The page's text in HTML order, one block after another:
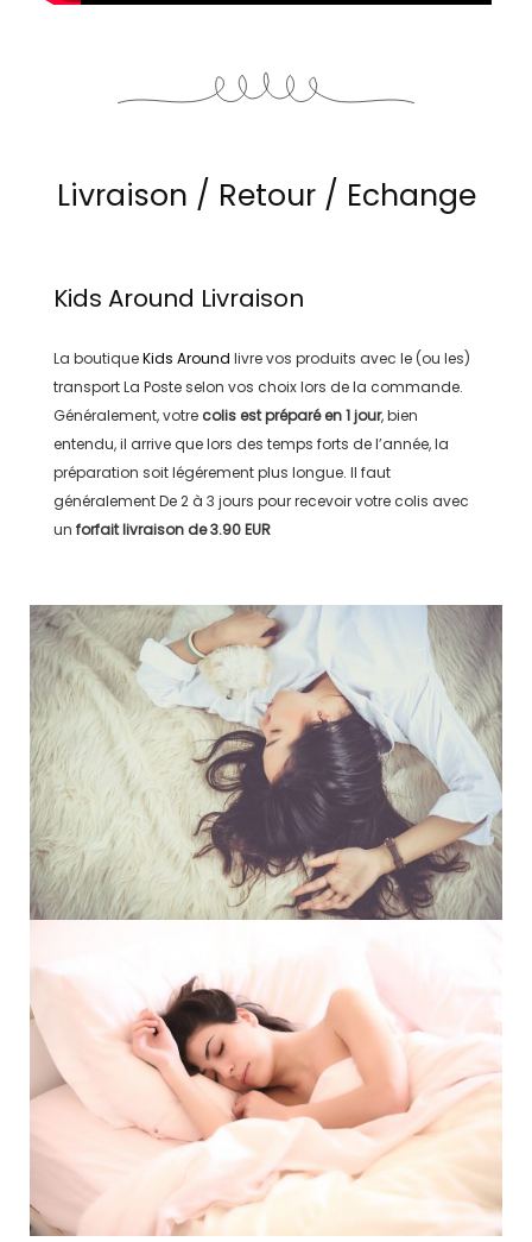
Livraison / Retour / Echange
Kids Around Livraison
La boutiqueKids Around livre vos produits avec le (ou les)
transportLa Posteselon vos choix lors de la commande.
Généralement, votre colis est préparé en1 jour, bien
entendu, il arrive que lors des temps forts de l’année, la
préparation soit légérement plus longue. Il faut
généralementDe 2 à 3 jours pour recevoir votre colis avec
un forfait livraison de3.90 EUR